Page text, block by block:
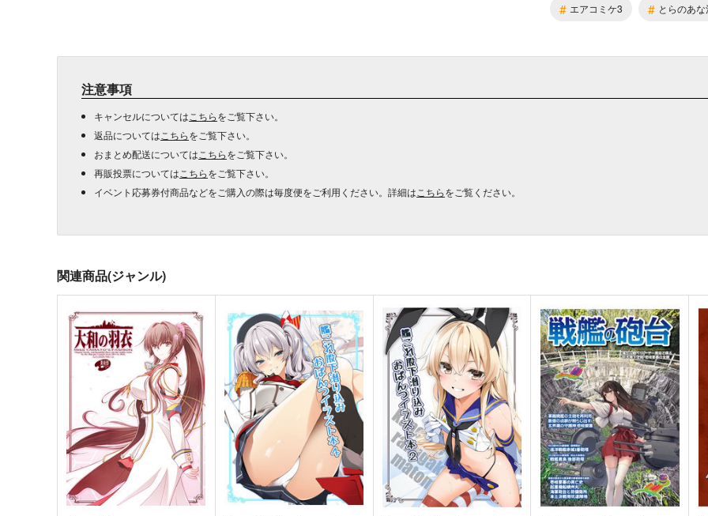
# エアコミケ3 # とらのあ
注意事項
キャンセルについては こちらをご覧下さい。
返品については こちらをご覧下さい。
おまとめ配送については こちらをご覧下さい。
再販投票については こちらをご覧下さい。
イベント応募券付商品などをご購入の際は毎度便をご利用ください。詳細は こちらをご覧ください。
関連商品(ジャンル)